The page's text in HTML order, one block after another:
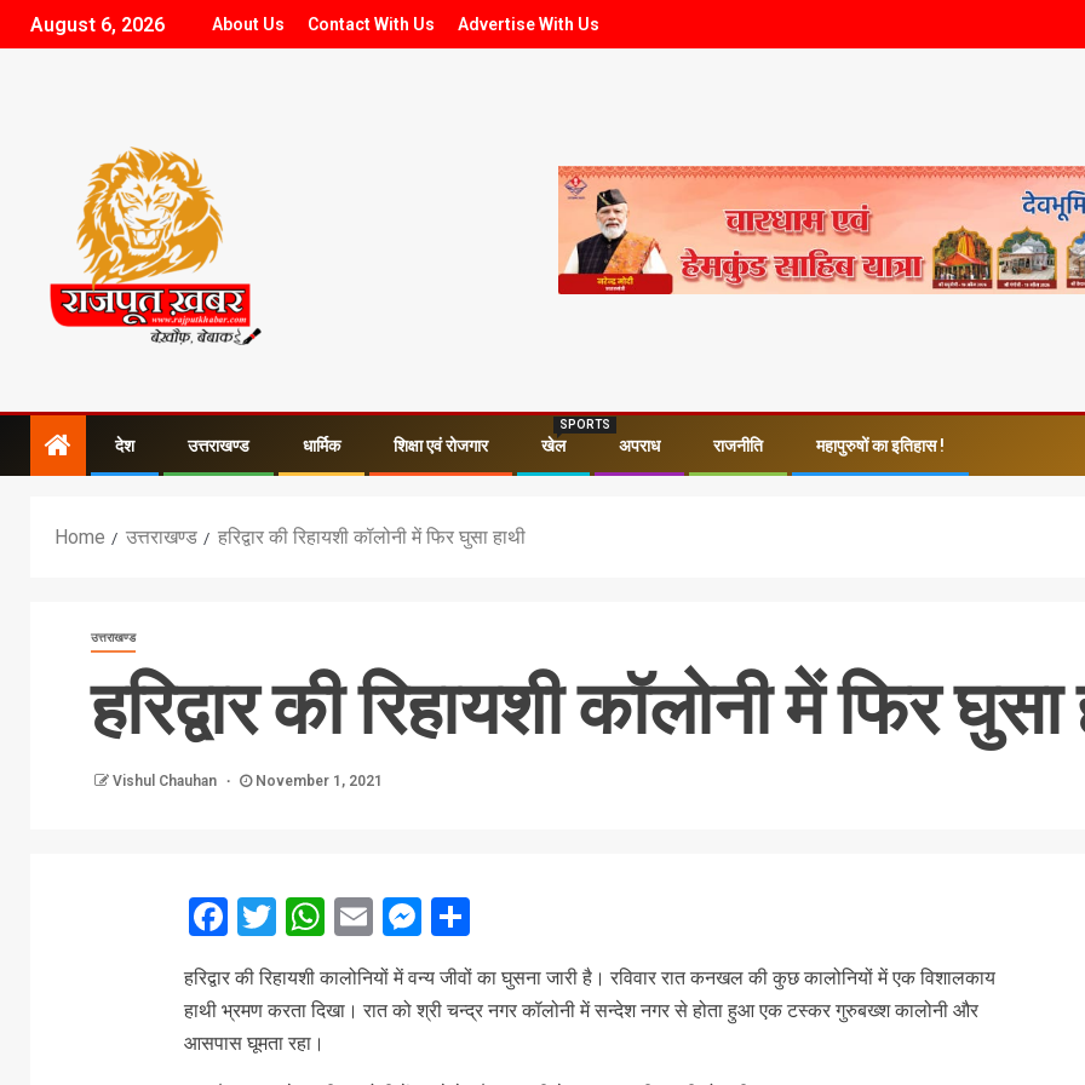
August 6, 2026 About Us Contact With Us Advertise With Us
देश उत्तराखण्ड धार्मिक शिक्षा एवं रोजगार खेल
SPORTS
अपराध राजनीति महापुरुषों का इतिहास !
Home उत्तराखण्ड हरिद्वार की रिहायशी कॉलोनी में फिर घुसा हाथी
उत्तराखण्ड
हरिद्वार की रिहायशी कॉलोनी में फिर घुसा
Vishul Chauhan November 1, 2021
Facebook
Twitter
WhatsApp
EmailMessenger
Share
हरिद्वार की रिहायशी कालोनियों में वन्य जीवों का घुसना जारी है। रविवार रात कनखल की कुछ कालोनियों में एक विशालकाय
हाथी भ्रमण करता दिखा। रात को श्री चन्द्र नगर कॉलोनी में सन्देश नगर से होता हुआ एक टस्कर गुरुबख्श कालोनी और
आसपास घूमता रहा।